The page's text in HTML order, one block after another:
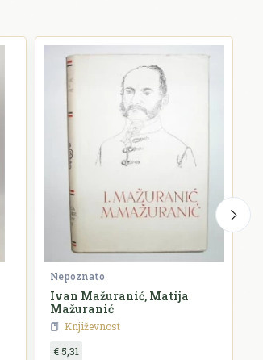
Nepoznato
Ivan Mažuranić, Matija
Mažuranić
Književnost
€ 5,31